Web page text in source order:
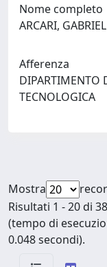
Nome completo
ARCARI,
Afferenza
DIPARTIMENTO
TECNOLOGICA
Mostra
Risultati 1 - 20 di 38
(tempo di
0.048 secondi).